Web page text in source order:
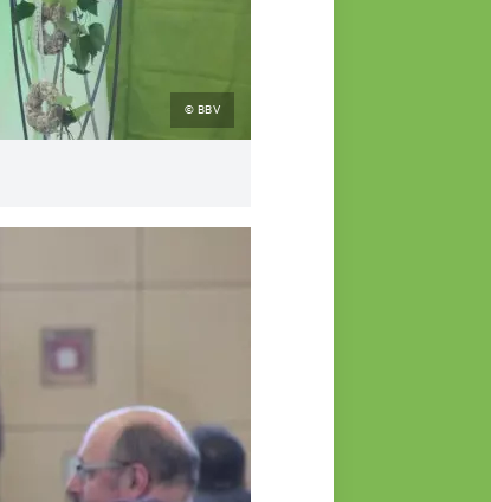
© BBV